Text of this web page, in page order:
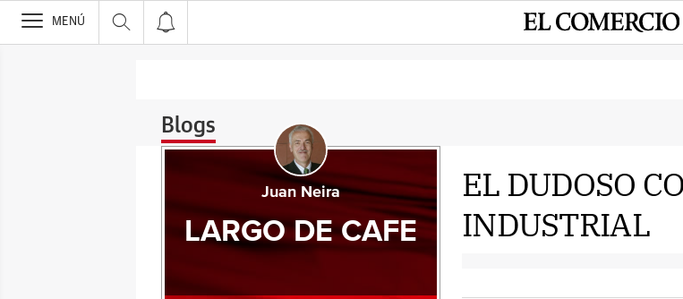
>
MENÚ
Blogs
EL DUDOSO
INDUSTRIAL
Juan Neira
LARGO DE CAFE